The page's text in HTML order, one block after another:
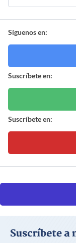
Síguenos en:
Suscríbete en:
Suscríbete en: